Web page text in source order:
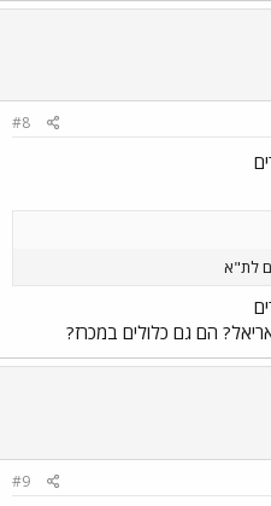
#8
לת"א
הם גם כלולים במכרז?
#9